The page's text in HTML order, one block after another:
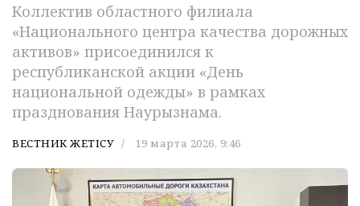
Коллектив областного филиала
«Национального центра качества дорожных
активов» присоединился к
республиканской акции «День
национальной одежды» в рамках
празднования Наурызнама.
ВЕСТНИК ЖЕТІСУ 19 марта 2026, 9:46